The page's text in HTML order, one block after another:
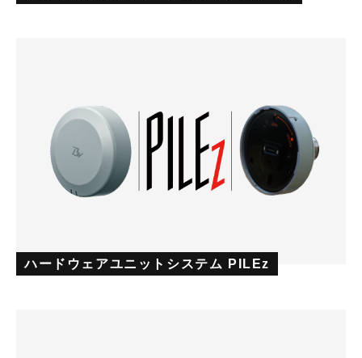
ハードウェアユニットシステム PILEz